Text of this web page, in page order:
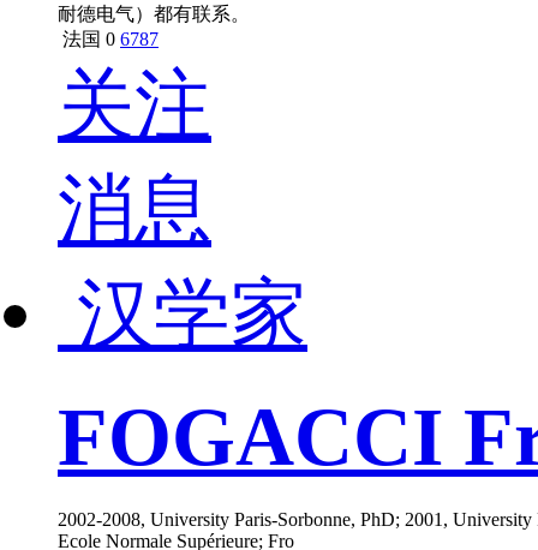
耐德电气）都有联系。
法国 0 6787
关注
消息
汉学家
FOGACCI
2002-2008, University Paris-Sorbonne, PhD; 2001,
Ecole Normale Supérieure; Fro